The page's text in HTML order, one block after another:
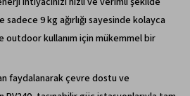
sadece 9 kg ağırlığı sayesinde kolayca
outdoor kullanım için mükemmel bir
faydalanarak çevre dostu ve